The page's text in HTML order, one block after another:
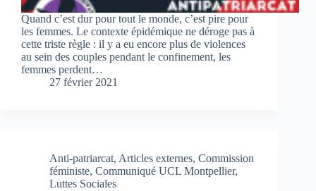
Quand c’est dur pour tout le monde, c’est pire pour
les femmes. Le contexte épidémique ne déroge pas à
cette triste règle : il y a eu encore plus de violences
au sein des couples pendant le confinement, les
femmes perdent…
27 février 2021
Anti-patriarcat, Articles externes, Commission
féministe, Communiqué UCL Montpellier,
Luttes Sociales